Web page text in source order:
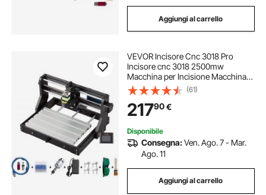
Aggiungi al carrello
VEVOR Incisore Cnc 3018 Pro
Incisore cnc 3018 2500mw
Macchina per Incisione Macchina
per Incisione per Legno Pelle
Plastica
(61)
21790€
Disponibile
Consegna:Ven. Ago. 7 - Mar.
Ago. 11
Aggiungi al carrello